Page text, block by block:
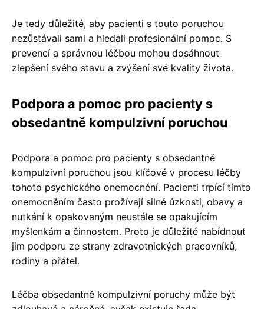
Je tedy důležité, aby pacienti s touto poruchou
nezůstávali sami a hledali profesionální pomoc. S
prevencí a správnou léčbou mohou dosáhnout
zlepšení svého stavu a zvýšení své kvality života.
Podpora a pomoc pro pacienty s
obsedantně kompulzivní poruchou
Podpora a pomoc pro pacienty s obsedantně
kompulzivní poruchou jsou klíčové v procesu léčby
tohoto psychického onemocnění. Pacienti trpící tímto
onemocněním často prožívají silné úzkosti, obavy a
nutkání k opakovaným neustále se opakujícím
myšlenkám a činnostem. Proto je důležité nabídnout
jim podporu ze strany zdravotnických pracovníků,
rodiny a přátel.
Léčba obsedantně kompulzivní poruchy může být